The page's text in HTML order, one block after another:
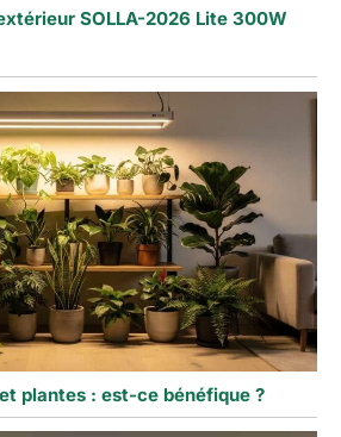
SOLLA-2026 Lite 300W
plantes : est-ce bénéfique ?